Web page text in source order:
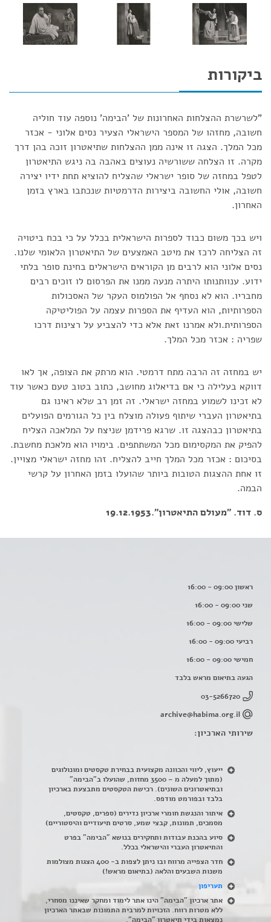
ביקורות
"לשרשרת ההצלחות האחרונות של 'הבימה' נוספה עוד חוליה
חשובה, מחזהו של המספר הישראלי הצעיר נסים אלוני - אכזר
מכל המלך. הצגה זו אינה ממן ההצלחות שתיאטרון זוכה בהן דרך
מקרה. זו הצלחה ששורשיה נעוצים באהבה בה ניגש התיאטרון
לטפל במחזה של סופר ישראלי שהצליח להוציא תחת ידיו יצירה
חשובה, אולי החשובה ביצירות הדרמטיות שנכתבו בארץ בזמן
האחרון.
ויש בכך משום כבוד לספרות הישראלית בכלל על כי בכח ביטויה
זה הצליחה לרכז את מיטב האמצעים של התיאטרון הלאומי שלנו.
נסים אלוני הוא לרבים מן הקוראים הישראלים בחינת סופר בלתי
ידוע. ענוותנותו היתרה מנעה ממנו את הפרסום לו זוכים רבים
מחבריו. הוא לא נסחף אל הפולמוס העקר של האסכולות
הספרותיות, הוא העדיף את הספרות עצמה על הפוליטיקה
הספרותית.ולא אמרנו זאת אלא כדי להצביע על רצינות דרכו
שפריה : אכזר מכל המלך.
יש במחזה זה הרבה מתח דרמטי. הוא מרתק את הצופה, אך לאו
דווקא בעלילה כי אם בדיאלוג מחושב, כתוב בטוב טעם כאשר עוד
לא זכינו לשמוע במחזה ישראלי. זה זמן רב שלא ראינו גם
בתיאטרון העברי שיתוף פעולה מוצלח בין כל הגורמים הפועלים
בתיאטרון כבהצגה זו. שרגא פרידמן שניצח על המלאכה הצליח
להפיק את המקסימום מכל המשתתפים. בימויו הוא מלאכת מחשבת.
בסיכום : אכזר מכל המלך חייב להצליח. זהו מחזה ישראלי מצויין.
זו אחת ההצגות הטובות ביותר שהועלו בזמן האחרון על קרשי
הבמה.
ס. דוד. "מעולם התיאטרון".19.12.1953
ראשון 09:00 - 16:00
שני 09:00 - 16:00
שלישי 09:00 - 16:00
רביעי 09:00 - 16:00
חמישי 09:00 - 16:00
הגעה בתיאום מראש בלבד
03-5266720
archive@habima.org.il
שירותי הארכיון:
ייעוץ, ליווי והכוונה מקצועית בבחירת טקסטים ומונולוגים
(מתוך למעלה מ – 3500 מחזות, שהועלו ב"הבימה"
ובתיאטרונים השונים). רכישת הטקסטים מתבצעת בארכיון
בלבד ובפורמט מודפס.
איתור והנגשת חומרי ארכיון נדירים (ספרים, טקסטים,
מסמכים, תמונות, קבצי שמע, סרטים תיעודיים והיסטוריים)
סיוע בהכנת עבודות ותחקירים בנושא "הבימה" בפרט
והתיאטרון העברי והישראלי בכלל.
חדר הצפייה מרווח ובו ניתן לצפות ב- 400 הצגות מצולמות
משנות השבעים והלאה (בתיאום מראש!)
תעריפון
אתר ארכיון "הבימה" הינו אתר לימוד ומחקר שאיננו מסחרי,
ללא מטרות רווח. הזכויות למרבית התמונות שבאתר הארכיון
נמצאות בידי תיאטרון "הבימה".